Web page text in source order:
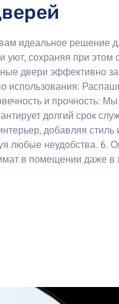
идеальное решение
уют, сохраняя при
двери эффективно
использования:
и прочность:
долгий срок
добавляя стиль
любые неудобства. 6.
в помещении даже в